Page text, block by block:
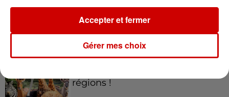
à Coulon !
Le Duel - Gagnez vos entrées
régions !
Gérer mes choix
Accepter et fermer